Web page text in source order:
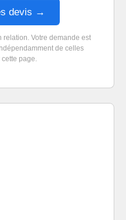
devis →
Votre demande est
de celles
page.